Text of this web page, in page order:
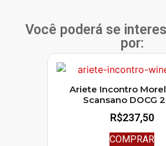
Você poderá se
por:
Ariete Incontro
Scansano DOCG
R$237,50
COMPRAR